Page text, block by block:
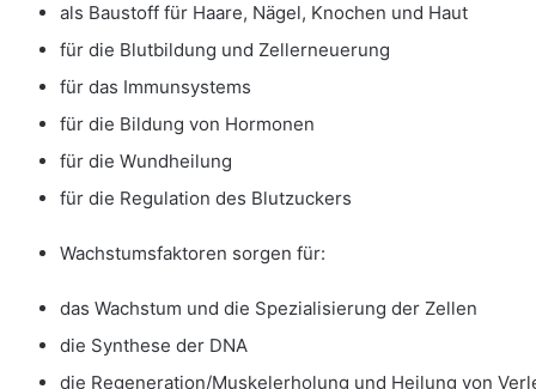
als Baustoff für Haare, Nägel, Knochen und Haut
für die Blutbildung und Zellerneuerung
für das Immunsystems
für die Bildung von Hormonen
für die Wundheilung
für die Regulation des Blutzuckers
Wachstumsfaktoren sorgen für:
das Wachstum und die Spezialisierung der Zellen
die Synthese der DNA
die Regeneration/Muskelerholung und Heilung von